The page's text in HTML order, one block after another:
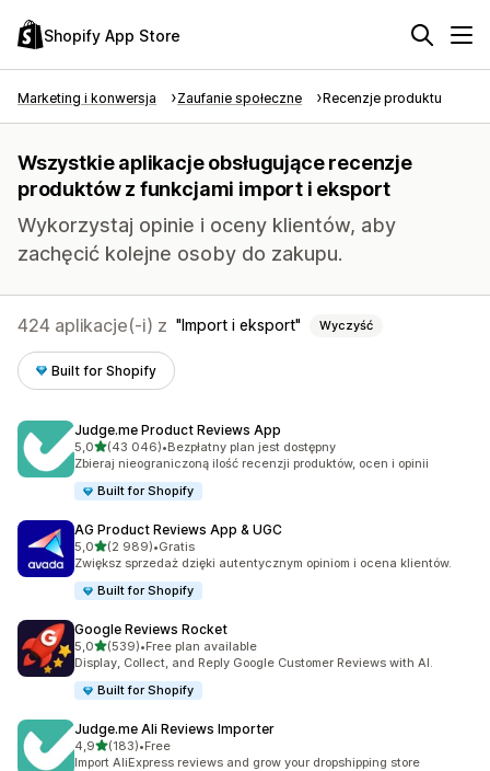
Shopify App Store
Marketing i konwersja Zaufanie społeczne Recenzje produktu
Wszystkie aplikacje obsługujące recenzje
produktów z funkcjami import i eksport
Wykorzystaj opinie i oceny klientów, aby
zachęcić kolejne osoby do zakupu.
424 aplikacje(-i) z Import i eksport Wyczyść
Built for Shopify
Judge.me Product Reviews App
5,0na 5 gwiazdek
(43 046)
Łączna liczba recenzji: 43046
•Bezpłatny plan jest dostępny
Zbieraj nieograniczoną ilość recenzji produktów, ocen i opinii
Built for Shopify
AG Product Reviews App & UGC
5,0na 5 gwiazdek
(2 989)
Łączna liczba recenzji: 2989
•Gratis
Zwiększ sprzedaż dzięki autentycznym opiniom i ocena klientów.
Built for Shopify
Google Reviews Rocket
5,0na 5 gwiazdek
(539)
Łączna liczba recenzji: 539
•Free plan available
Display, Collect, and Reply Google Customer Reviews with AI.
Built for Shopify
Judge.me Ali Reviews Importer
4,9na 5 gwiazdek
(183)
Łączna liczba recenzji: 183
•Free
Import AliExpress reviews and grow your dropshipping store